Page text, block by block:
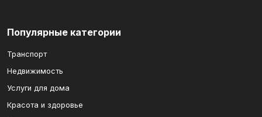
Популярные категории
Транспорт
Недвижимость
Услуги для дома
Красота и здоровье